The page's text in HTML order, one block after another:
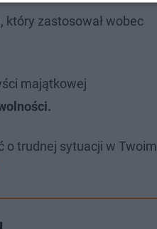
który zastosował wobec
majątkowej
o trudnej sytuacji w Twoim